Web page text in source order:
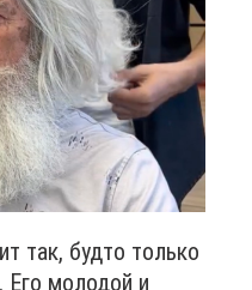
так, будто только
молодой и